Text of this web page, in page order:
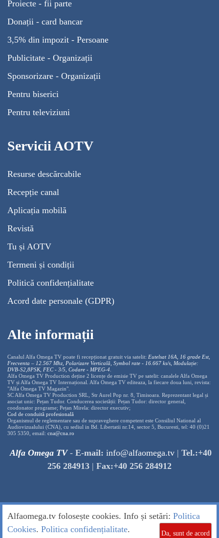
Proiecte - fii parte
Donații - card bancar
3,5% din impozit - Persoane
Publicitate - Organizații
Sponsorizare - Organizații
Pentru biserici
Pentru televiziuni
Servicii AOTV
Resurse descărcabile
Recepție canal
Aplicația mobilă
Revistă
Tu și AOTV
Termeni și condiții
Politică confidențialitate
Acord date personale (GDPR)
Alte informații
Canalul Alfa Omega TV poate fi recepționat gratuit via satelit: Eutelsat 16A, 16 grade Est,
Frecventa – 12.567 Mhz, Polarizare Verticală, Symbol rate - 16.667 ks/s, Modulație:
DVB-S2,8PSK, FEC - 3/5, Codare - MPEG-4
Alfa Omega TV Production deține 2 licențe de emisie TV pe satelit: canalele Alfa Omega
TV și Alfa Omega TV Internațional. Alfa Omega TV editeaza, la fiecare doua luni, revista:
"Alfa Omega TV Magazin".
SC Alfa Omega TV Production SRL, Str Aurel Pop nr. 8, Timisoara. Reprezentant legal și
asociat unic: Pețan Tudor. Conducerea societății: Pețan Tudor: director general,
coodonator programe; Pețan Mirela: director executiv;
Cod de conduită profesională
Organismul de reglementare sau de supraveghere competent este Consiliul National al
Audiovizualului (CNA), cu sediul in Bd. Libertatii nr.14, sector 5, Bucuresti, tel: 40 (0)21
305 5350, email: cna@cna.ro
Alfa Omega TV- E-mail: info@alfaomega.tv | Tel.:+40
256 284913 | Fax:+40 256 284912
Alfaomega.tv folosește cookies. Info și setări: Politica
Cookies. Politica confidențialitate. Da, sunt de acord